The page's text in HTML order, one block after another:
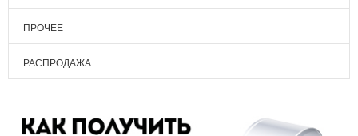
ПРОЧЕЕ
РАСПРОДАЖА